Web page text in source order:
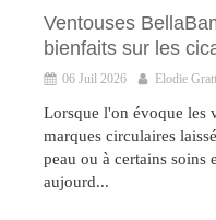
Ventouses
bienfaits sur les
06 Juil 2026 Elodie
Lorsque l'on évoque les
marques circulaires
peau ou à certains soins
aujourd...